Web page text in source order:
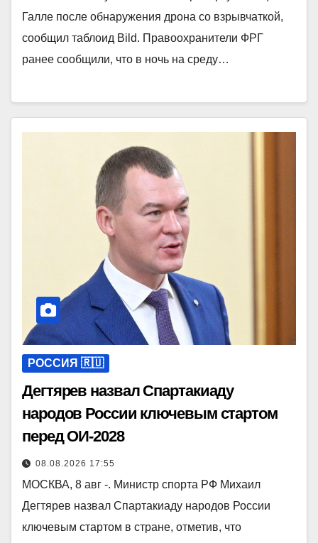
Галле после обнаружения дрона со взрывчаткой,
сообщил таблоид Bild. Правоохранители ФРГ
ранее сообщили, что в ночь на среду…
РОССИЯ 🇷🇺
Дегтярев назвал Спартакиаду
народов России ключевым стартом
перед ОИ-2028
08.08.2026 17:55
МОСКВА, 8 авг -. Министр спорта РФ Михаил
Дегтярев назвал Спартакиаду народов России
ключевым стартом в стране, отметив, что